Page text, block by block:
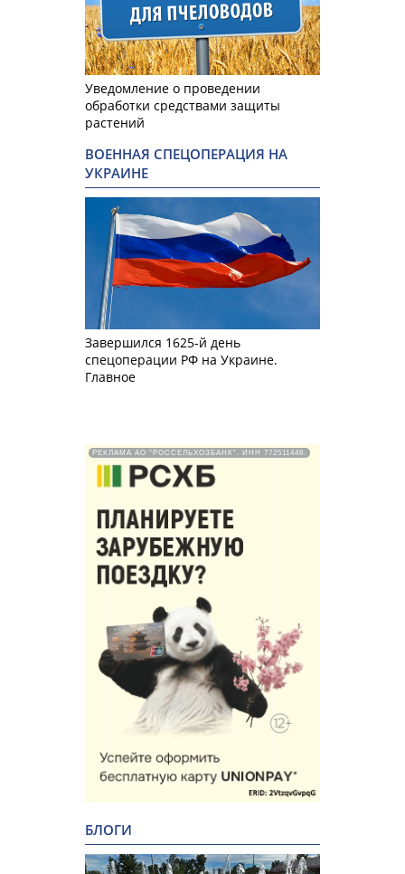
Уведомление о проведении
обработки средствами защиты
растений
ВОЕННАЯ СПЕЦОПЕРАЦИЯ НА
УКРАИНЕ
Завершился 1625-й день
спецоперации РФ на Украине.
Главное
РЕКЛАМА АО "РОССЕЛЬХОЗБАНК". ИНН 772511448.
БЛОГИ